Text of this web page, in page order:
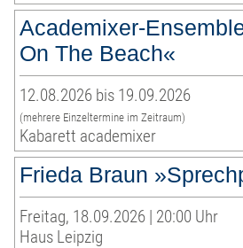
Academixer-
On The Beach«
12.08.2026 bis 19.09.2026
(mehrere Einzeltermine im Zeitraum)
Kabarett academixer
Frieda Braun
Freitag, 18.09.2026 | 20:00 Uhr
Haus Leipzig